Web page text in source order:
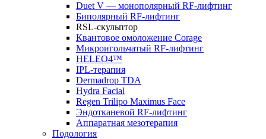
Duet V — монополярный RF-лифтинг
Биполярный RF-лифтинг
RSL-скульптор
Квантовое омоложение Corage
Микроигольчатый RF-лифтинг
HELEO4™
IPL-терапия
Dermadrop TDA
Hydra Facial
Regen Trilipo Maximus Face
Эндотканевой RF-лифтинг
Аппаратная мезотерапия
Подология